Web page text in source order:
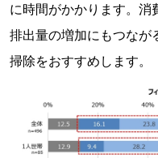
に時間がかかります。
排出量の増加にもつなが
掃除をおすすめします。